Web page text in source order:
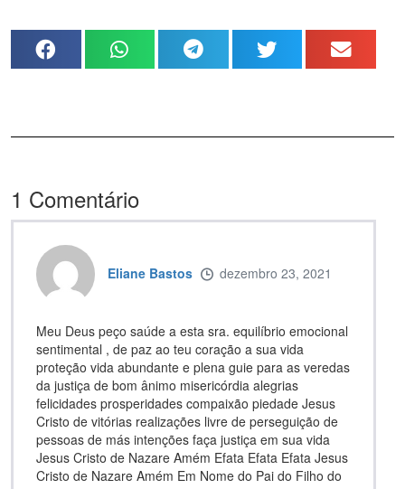
1 Comentário
Eliane Bastos dezembro 23, 2021
Meu Deus peço saúde a esta sra. equilíbrio emocional
sentimental , de paz ao teu coração a sua vida
proteção vida abundante e plena guie para as veredas
da justiça de bom ânimo misericórdia alegrias
felicidades prosperidades compaixão piedade Jesus
Cristo de vitórias realizações livre de perseguição de
pessoas de más intenções faça justiça em sua vida
Jesus Cristo de Nazare Amém Efata Efata Efata Jesus
Cristo de Nazare Amém Em Nome do Pai do Filho do